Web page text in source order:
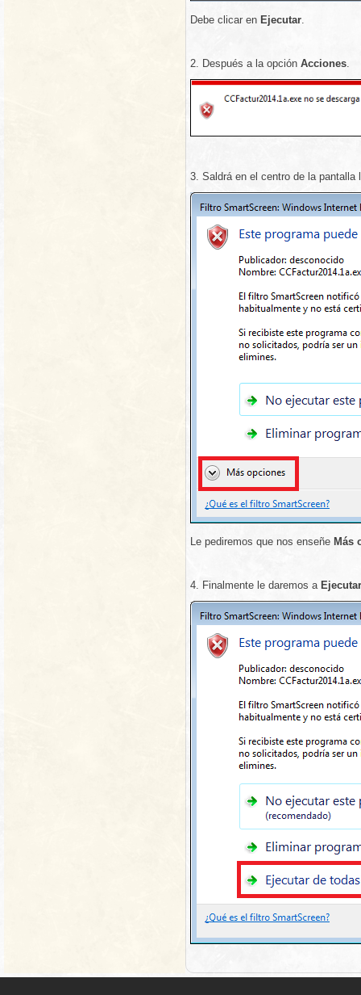
Debe clicar en Ejecutar.
2. Después a la opción Acciones.
3. Saldrá en el centro de la pantalla
Le pediremos que nos enseñe Más
4. Finalmente le daremos a